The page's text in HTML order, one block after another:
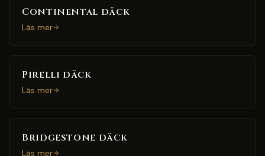
Continental däck
Läs mer
Pirelli däck
Läs mer
Bridgestone däck
Läs mer